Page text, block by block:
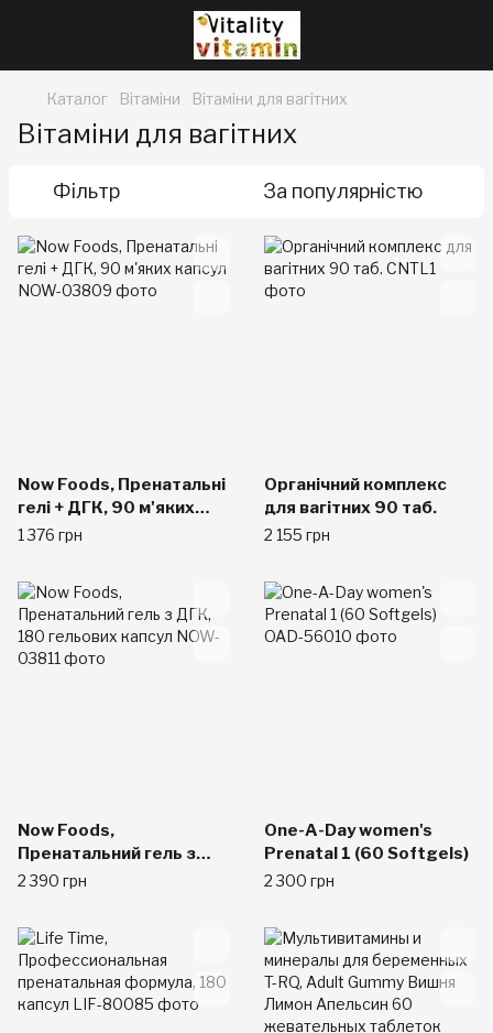
Каталог Вітаміни Вітаміни для вагітних
Вітаміни для вагітних
Фільтр За популярністю
Now Foods, Пренатальні
гелі + ДГК, 90 м'яких
капсул
1 376 грн
Органічний комплекс
для вагітних 90 таб.
2 155 грн
Now Foods,
Пренатальний гель з
ДГК, 180 гельових
2 390 грн
One-A-Day women's
Prenatal 1 (60 Softgels)
2 300 грн